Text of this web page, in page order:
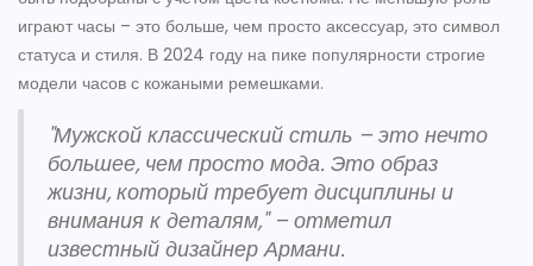
играют часы – это больше, чем просто аксессуар, это символ
статуса и стиля. В 2024 году на пике популярности строгие
модели часов с кожаными ремешками.
"Мужской классический стиль – это нечто
большее, чем просто мода. Это образ
жизни, который требует дисциплины и
внимания к деталям," – отметил
известный дизайнер Армани.